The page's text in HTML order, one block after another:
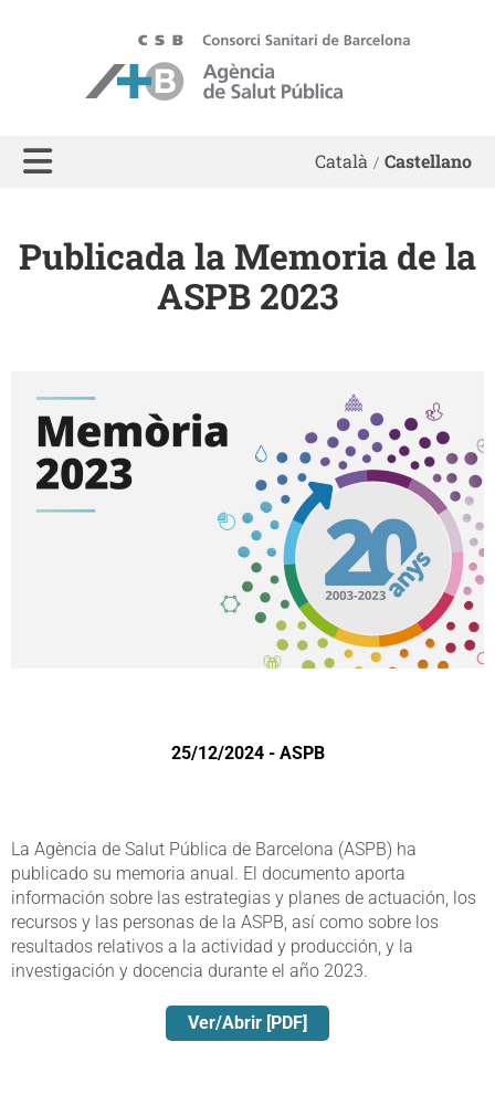
Català Castellano
Publicada la Memoria de la
ASPB 2023
25/12/2024 - ASPB
La Agència de Salut Pública de Barcelona (ASPB) ha
publicado su memoria anual. El documento aporta
información sobre las estrategias y planes de actuación, los
recursos y las personas de la ASPB, así como sobre los
resultados relativos a la actividad y producción, y la
investigación y docencia durante el año 2023.
Ver/Abrir [PDF]